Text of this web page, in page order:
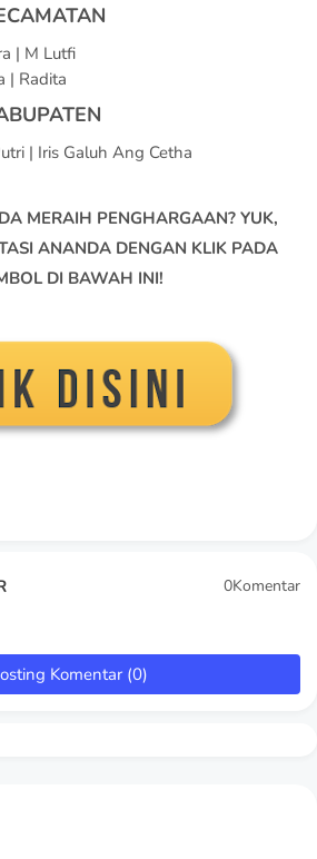
| M Lutfi
| Radita
| Iris Galuh Ang Cetha
MERAIH PENGHARGAAN? YUK,
ANANDA DENGAN KLIK PADA
DI BAWAH INI!
0Komentar
Komentar (0)